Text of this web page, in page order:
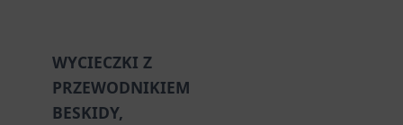
WYCIECZKI Z
PRZEWODNIKIEM
BESKIDY,